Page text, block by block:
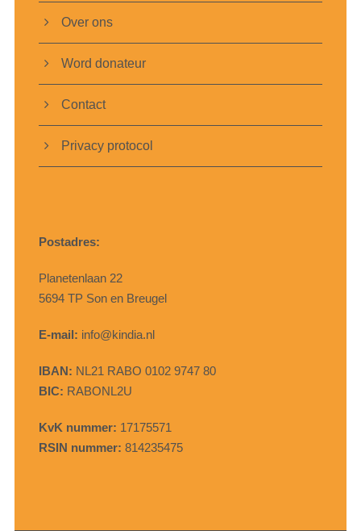
Over ons
Word donateur
Contact
Privacy protocol
Postadres:
Planetenlaan 22
5694 TP Son en Breugel
E-mail: info@kindia.nl
IBAN: NL21 RABO 0102 9747 80
BIC: RABONL2U
KvK nummer: 17175571
RSIN nummer: 814235475